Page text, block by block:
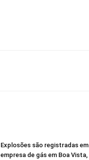
Explosões são registradas em
empresa de gás em Boa Vista,